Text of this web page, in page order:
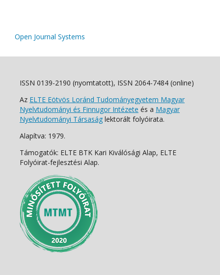
Open Journal Systems
ISSN 0139-2190 (nyomtatott), ISSN 2064-7484 (online)
Az ELTE Eötvös Loránd Tudományegyetem Magyar
Nyelvtudományi és Finnugor Intézete és a Magyar
Nyelvtudományi Társaság lektorált folyóirata.
Alapítva: 1979.
Támogatók: ELTE BTK Kari Kiválósági Alap, ELTE
Folyóirat-fejlesztési Alap.